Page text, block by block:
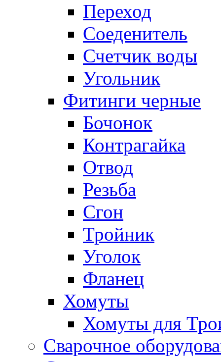
Переход
Соеденитель
Счетчик воды
Угольник
Фитинги черные
Бочонок
Контрагайка
Отвод
Резьба
Сгон
Тройник
Уголок
Фланец
Хомуты
Хомуты для
Сварочное